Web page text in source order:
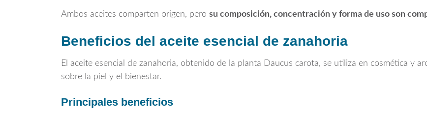
Ambos aceites comparten origen, pero su composición, concentración y forma de uso son
Beneficios del aceite esencial de zanahoria
El aceite esencial de zanahoria, obtenido de la planta Daucus carota, se utiliza en cosmética y
sobre la piel y el bienestar.
Principales beneficios